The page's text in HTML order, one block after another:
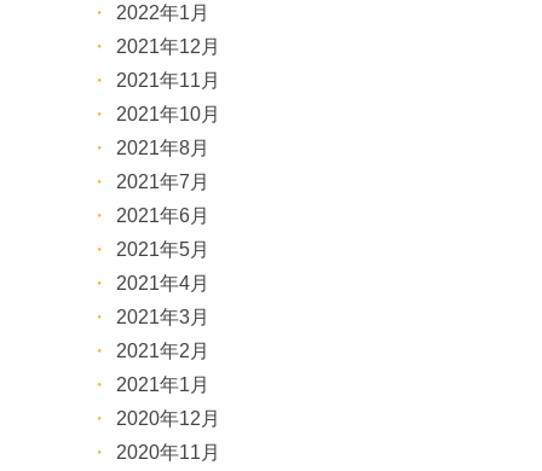
2022年1月
2021年12月
2021年11月
2021年10月
2021年8月
2021年7月
2021年6月
2021年5月
2021年4月
2021年3月
2021年2月
2021年1月
2020年12月
2020年11月